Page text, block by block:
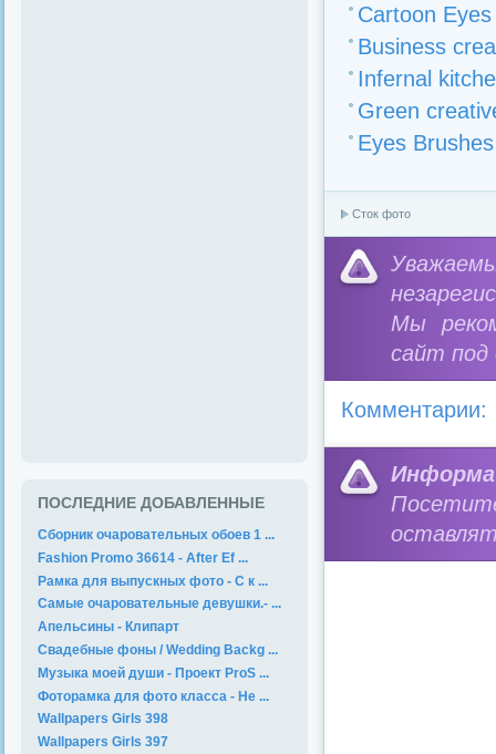
Cartoon
Business
Infernal
Green
Eyes
Сток фото
Мы
сайт под
Комментарии:
ПОСЛЕДНИЕ ДОБАВЛЕННЫЕ
Сборник очаровательных обоев 1 ...
Fashion Promo 36614 - After Ef ...
Рамка для выпускных фото - С к ...
Самые очаровательные девушки.- ...
Апельсины - Клипарт
Свадебные фоны / Wedding Backg ...
Музыка моей души - Проект ProS ...
Фоторамка для фото класса - Не ...
Wallpapers Girls 398
Wallpapers Girls 397